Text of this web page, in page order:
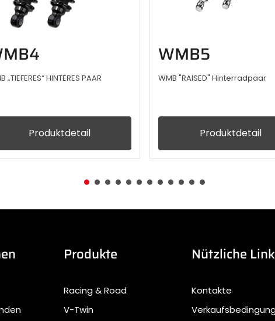
„TIEFERES“ HINTERES PAAR
Produktdetail
WMB5
WMB "RAISED" Hinterradpaar
Produktdetail
Produkte
Racing & Road
V-Twin
Nützliche
Kontakte